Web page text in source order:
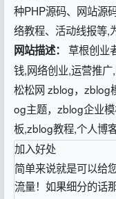
种PHP源码、网站源
络教程、活动线报等,
网站描述： 草根创业
钱,网络创业,运营推
松松网 zblog，zblog
og主题，zblog企业
板,zblog教程,个人博
加入好处
简单来说就是可以给
流量！如果细分的话